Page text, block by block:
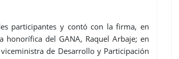
participantes y contó con la firma, en
del GANA, Raquel Arbaje; en
de Desarrollo y Participación